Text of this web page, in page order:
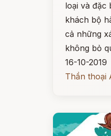
loại và đặc
khách bộ
cả những
không bỏ
16-10-2019
Thần thoại